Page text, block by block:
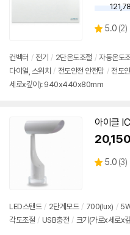
별
5.0 (상
리
뷰
2)
컨벡터 / 전기 / 2단온도조절 / 자동온도
다이얼, 스위치 / 전도안전 안전망 / 전도
세로x깊이): 940x440x80mm
아이클
20,150
별
5.0 (상
뷰
3)
LED스탠드 / 2단계모드 / 700(lux) /
각도조절 / USB충전 / 크기(가로x세로